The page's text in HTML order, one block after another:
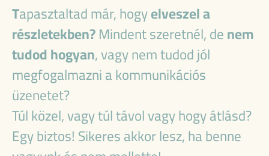
Tapasztaltad már, hogyelveszel a
részletekben?Mindent szeretnél, denem
tudod hogyan, vagy nem tudod jól
megfogalmazni a kommunikációs
üzenetet?
Túl közel, vagy túl távol vagy hogy átlásd?
Egy biztos! Sikeres akkor lesz, ha benne